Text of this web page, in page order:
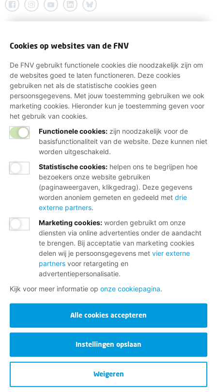
Cookies op websites van de FNV
De FNV gebruikt functionele cookies die noodzakelijk zijn om
de websites goed te laten functioneren. Deze cookies
gebruiken net als de statistische cookies geen
persoonsgegevens. Met jouw toestemming gebruiken we ook
marketing cookies. Hieronder kun je toestemming geven voor
het gebruik van cookies.
Functionele cookies: zijn noodzakelijk voor de
basisfunctionaliteit van de website. Deze kunnen niet
worden uitgeschakeld.
Statistische cookies: helpen ons te begrijpen hoe
bezoekers onze website gebruiken
(paginaweergaven, klikgedrag). Deze gegevens
worden anoniem gemeten en gedeeld met drie
externe partners.
Marketing cookies: worden gebruikt om onze
diensten via online advertenties onder de aandacht
te brengen. Bij acceptatie van marketing cookies
delen wij je persoonsgegevens met vier externe
partners voor retargeting en
advertentiepersonalisatie.
Kijk voor meer informatie op onze cookiepagina.
Alle cookies accepteren
Instellingen opslaan
Weigeren